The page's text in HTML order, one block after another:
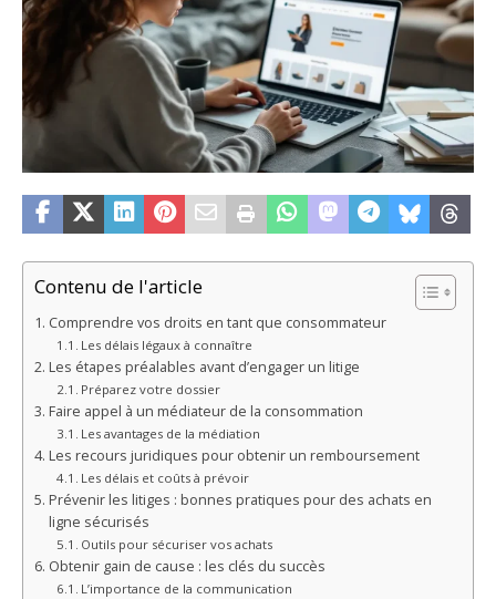
Contenu de l'article
Comprendre vos droits en tant que consommateur
Les délais légaux à connaître
Les étapes préalables avant d’engager un litige
Préparez votre dossier
Faire appel à un médiateur de la consommation
Les avantages de la médiation
Les recours juridiques pour obtenir un remboursement
Les délais et coûts à prévoir
Prévenir les litiges : bonnes pratiques pour des achats en
ligne sécurisés
Outils pour sécuriser vos achats
Obtenir gain de cause : les clés du succès
L’importance de la communication